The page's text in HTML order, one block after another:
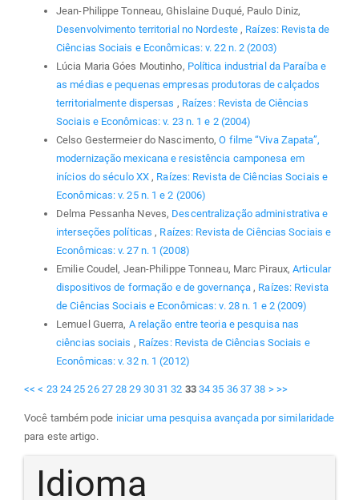
Jean-Philippe Tonneau, Ghislaine Duqué, Paulo Diniz,
Desenvolvimento territorial no Nordeste, Raízes: Revista de
Ciências Sociais e Econômicas: v. 22 n. 2 (2003)
Lúcia Maria Góes Moutinho, Política industrial da Paraíba e
as médias e pequenas empresas produtoras de calçados
territorialmente dispersas , Raízes: Revista de Ciências
Sociais e Econômicas: v. 23 n. 1 e 2 (2004)
Celso Gestermeier do Nascimento,O filme “Viva Zapata”,
modernização mexicana e resistência camponesa em
inícios do século XX, Raízes: Revista de Ciências Sociais e
Econômicas: v. 25 n. 1 e 2 (2006)
Delma Pessanha Neves, Descentralização administrativa e
interseções políticas, Raízes: Revista de Ciências Sociais e
Econômicas: v. 27 n. 1 (2008)
Emilie Coudel, Jean-Philippe Tonneau, Marc Piraux,Articular
dispositivos de formação e de governança, Raízes: Revista
de Ciências Sociais e Econômicas: v. 28 n. 1 e 2 (2009)
Lemuel Guerra, A relação entre teoria e pesquisa nas
ciências sociais , Raízes: Revista de Ciências Sociais e
Econômicas: v. 32 n. 1 (2012)
<< < 23 24 25 26 27 28 29 30 31 32 33 34 35 36 37 38 > >>
Você também pode iniciar uma pesquisa avançada por similaridade
para este artigo.
Idioma